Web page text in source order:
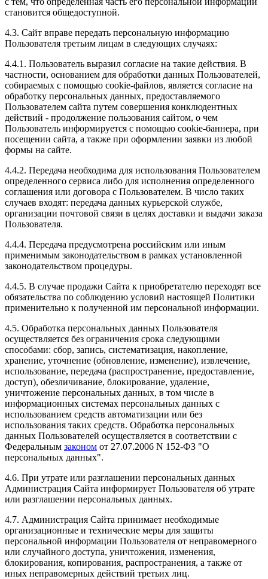
становится общедоступной.
4.3. Сайт вправе передать персональную информацию
Пользователя третьим лицам в следующих случаях:
4.4.1. Пользователь выразил согласие на такие действия. В
частности, основанием для обработки данных Пользователей,
собираемых с помощью cookie-файлов, является согласие на
обработку персональных данных, предоставляемого
Пользователем сайта путем совершения конклюдентных
действий - продолжение пользования сайтом, о чем
Пользователь информируется с помощью cookie-баннера, при
посещении сайта, а также при оформлении заявки из любой
формы на сайте.
4.4.2. Передача необходима для использования Пользователем
определенного сервиса либо для исполнения определенного
соглашения или договора с Пользователем. В число таких
случаев входят: передача данных курьерской службе,
организации почтовой связи в целях доставки и выдачи заказа
Пользователя.
4.4.4. Передача предусмотрена российским или иным
применимым законодательством в рамках установленной
законодательством процедуры.
4.4.5. В случае продажи Сайта к приобретателю переходят все
обязательства по соблюдению условий настоящей Политики
применительно к полученной им персональной информации.
4.5. Обработка персональных данных Пользователя
осуществляется без ограничения срока следующими
способами: сбор, запись, систематизация, накопление,
хранение, уточнение (обновление, изменение), извлечение,
использование, передача (распространение, предоставление,
доступ), обезличивание, блокирование, удаление,
уничтожение персональных данных, в том числе в
информационных системах персональных данных с
использованием средств автоматизации или без
использования таких средств. Обработка персональных
данных Пользователей осуществляется в соответствии с
Федеральным законом от 27.07.2006 N 152-ФЗ "О
персональных данных".
4.6. При утрате или разглашении персональных данных
Администрация Сайта информирует Пользователя об утрате
или разглашении персональных данных.
4.7. Администрация Сайта принимает необходимые
организационные и технические меры для защиты
персональной информации Пользователя от неправомерного
или случайного доступа, уничтожения, изменения,
блокирования, копирования, распространения, а также от
иных неправомерных действий третьих лиц.